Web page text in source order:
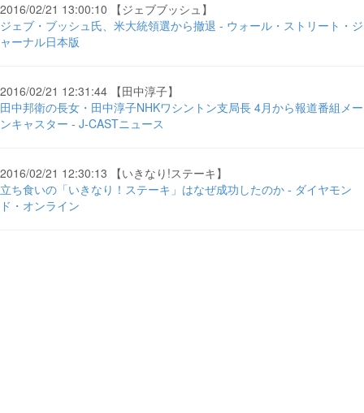
2016/02/21 13:00:10 【ジェブブッシュ】
ジェブ・ブッシュ氏、米大統領選から撤退 - ウォール・ストリート・ジ
ャーナル日本版
2016/02/21 12:31:44 【田中淳子】
田中邦衛の長女・田中淳子NHKワシントン支局長 4月から報道番組メー
ンキャスター - J-CASTニュース
2016/02/21 12:30:13 【いきなり!ステーキ】
立ち食いの「いきなり！ステーキ」はなぜ成功したのか - ダイヤモン
ド・オンライン